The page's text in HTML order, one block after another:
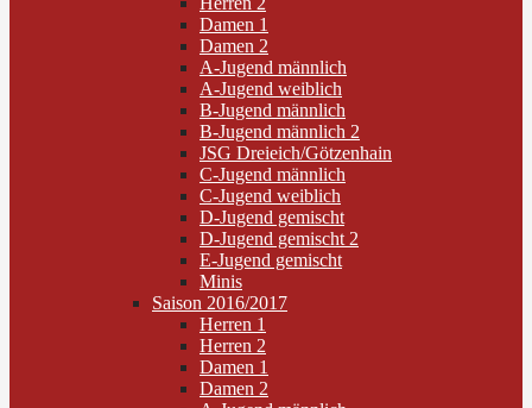
Damen 1
Damen 2
A-Jugend männlich
A-Jugend weiblich
B-Jugend männlich
B-Jugend männlich 2
JSG Dreieich/Götzenhain
C-Jugend männlich
C-Jugend weiblich
D-Jugend gemischt
D-Jugend gemischt 2
E-Jugend gemischt
Minis
Saison 2016/2017
Herren 1
Herren 2
Damen 1
Damen 2